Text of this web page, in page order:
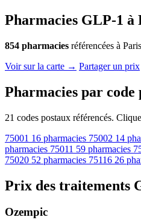
Pharmacies GLP-1 à
854 pharmacies référencées à
Voir sur la carte → Partager un prix
Pharmacies par code
21 codes postaux référencés.
75001 16 pharmacies 75002 14
pharmacies 75011 59 pharmacies
75020 52 pharmacies 75116 26
Prix des traitements
Ozempic